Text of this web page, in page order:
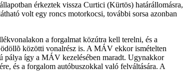
érkeztek vissza Curtici (Kürtös) határállomásra,
volt egy roncs motorkocsi, további sorsa azonban
a forgalmat közútra kell terelni, és a
közötti vonalrész is. A MÁV ekkor ismételten
pálya így a MÁV kezelésében maradt. Ugynakkor
és a forgalom autóbuszokkal való felváltására. A